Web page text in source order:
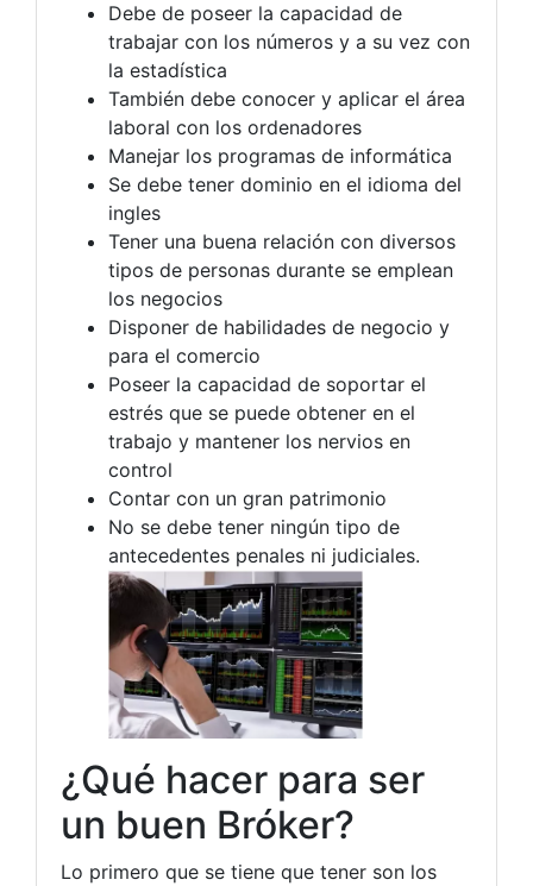
Debe de poseer la capacidad de
trabajar con los números y a su vez con
la estadística
También debe conocer y aplicar el área
laboral con los ordenadores
Manejar los programas de informática
Se debe tener dominio en el idioma del
ingles
Tener una buena relación con diversos
tipos de personas durante se emplean
los negocios
Disponer de habilidades de negocio y
para el comercio
Poseer la capacidad de soportar el
estrés que se puede obtener en el
trabajo y mantener los nervios en
control
Contar con un gran patrimonio
No se debe tener ningún tipo de
antecedentes penales ni judiciales.
¿Qué hacer para ser
un buen Bróker?
Lo primero que se tiene que tener son los